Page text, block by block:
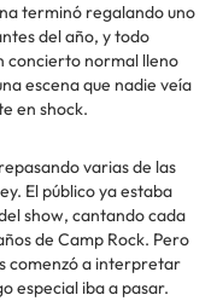
terminó regalando uno
del año, y todo
concierto normal lleno
escena que nadie veía
en shock.
varias de las
El público ya estaba
show, cantando cada
de Camp Rock. Pero
comenzó a interpretar
especial iba a pasar.